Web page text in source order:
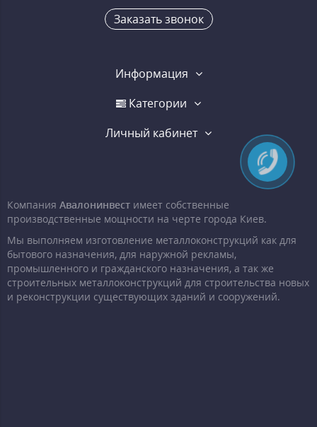
Заказать звонок
Информация
Категории
Личный кабинет
Компания Авалонинвест имеет собственные
производственные мощности на черте города Киев.
Мы выполняем изготовление металлоконструкций как для
бытового назначения, для наружной рекламы,
промышленного и гражданского назначения, а так же
строительных металлоконструкций для строительства новых
и реконструкции существующих зданий и сооружений.